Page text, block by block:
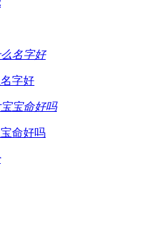
字好
命好吗